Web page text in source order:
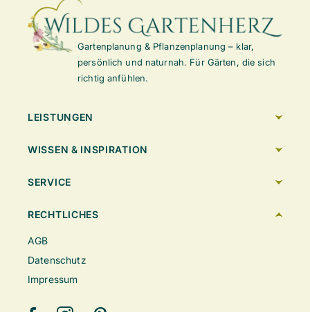
Gartenplanung & Pflanzenplanung – klar,
persönlich und naturnah. Für Gärten, die sich
richtig anfühlen.
LEISTUNGEN
WISSEN & INSPIRATION
SERVICE
RECHTLICHES
AGB
Datenschutz
Impressum